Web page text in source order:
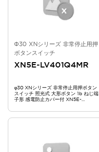
Φ30 XNシリーズ 非常停止用押
ボタンスイッチ
XN5E-LV401Q4MR
φ30 XNシリーズ 非常停止用押ボタン
スイッチ 照光式 大形ボタン 1b ねじ端
子形 感電防止カバー付 XN5E-